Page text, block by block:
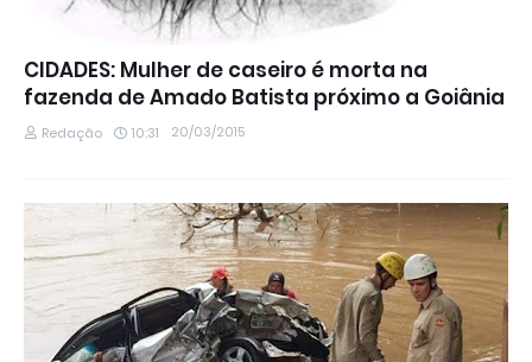
CIDADES: Mulher de caseiro é morta na
fazenda de Amado Batista próximo a Goiânia
Redação 10:31 20/03/2015